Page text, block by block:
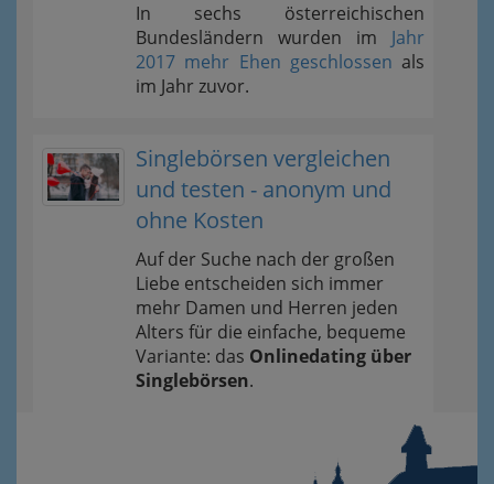
In sechs österreichischen
Bundesländern wurden im Jahr
2017 mehr Ehen geschlossen als
im Jahr zuvor.
Singlebörsen vergleichen
und testen - anonym und
ohne Kosten
Auf der Suche nach der großen
Liebe entscheiden sich immer
mehr Damen und Herren jeden
Alters für die einfache, bequeme
Variante: das Onlinedating über
Singlebörsen.